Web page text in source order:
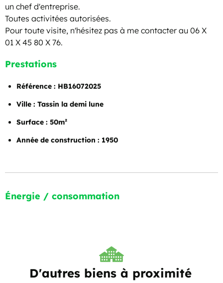
un chef d'entreprise.
Toutes activitées autorisées.
Pour toute visite, n'hésitez pas à me contacter au 06 X
01 X 45 80 X 76.
Prestations
Référence : HB16072025
Ville : Tassin la demi lune
Surface : 50m²
Année de construction : 1950
Énergie / consommation
D'autres biens à proximité